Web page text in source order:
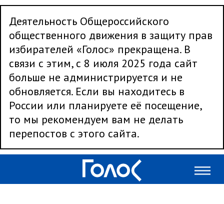
Деятельность Общероссийского
общественного движения в защиту прав
избирателей «Голос» прекращена. В
связи с этим, с 8 июля 2025 года сайт
больше не администрируется и не
обновляется. Если вы находитесь в
России или планируете её посещение,
то мы рекомендуем вам не делать
перепостов с этого сайта.